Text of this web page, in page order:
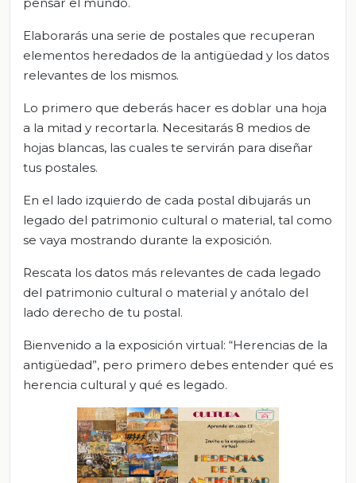
Elaborarás una serie de postales que recuperan
elementos heredados de la antigüedad y los datos
relevantes de los mismos.
Lo primero que deberás hacer es doblar una hoja
a la mitad y recortarla. Necesitarás 8 medios de
hojas blancas, las cuales te servirán para diseñar
tus postales.
En el lado izquierdo de cada postal dibujarás un
legado del patrimonio cultural o material, tal como
se vaya mostrando durante la exposición.
Rescata los datos más relevantes de cada legado
del patrimonio cultural o material y anótalo del
lado derecho de tu postal.
Bienvenido a la exposición virtual: “Herencias de la
antigüedad”, pero primero debes entender qué es
herencia cultural y qué es legado.